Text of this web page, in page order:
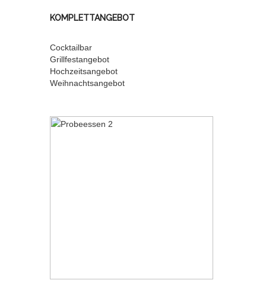
KOMPLETTANGEBOT
Cocktailbar
Grillfestangebot
Hochzeitsangebot
Weihnachtsangebot